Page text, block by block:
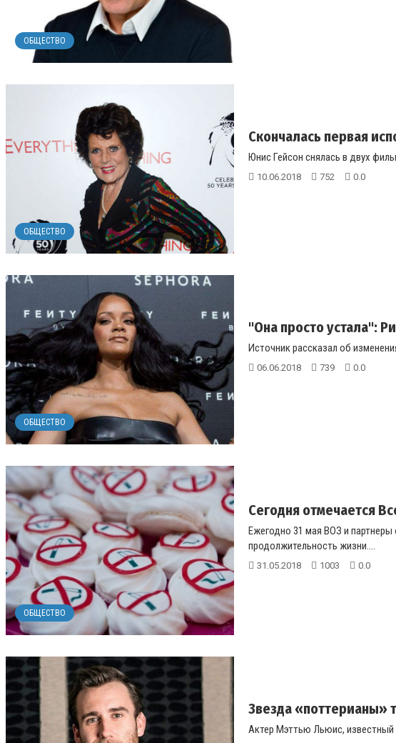
ОБЩЕСТВО
ОБЩЕСТВО
Скончалась первая
Юнис Гейсон снялась в двух
10.06.2018 752 0.0
ОБЩЕСТВО
"Она просто устала":
Источник рассказал об
06.06.2018 739 0.0
ОБЩЕСТВО
Сегодня отмечается
Ежегодно 31 мая ВОЗ и
продолжительность жизни....
31.05.2018 1003 0.0
Звезда «поттерианы»
Актер Мэттью Льюис, известный